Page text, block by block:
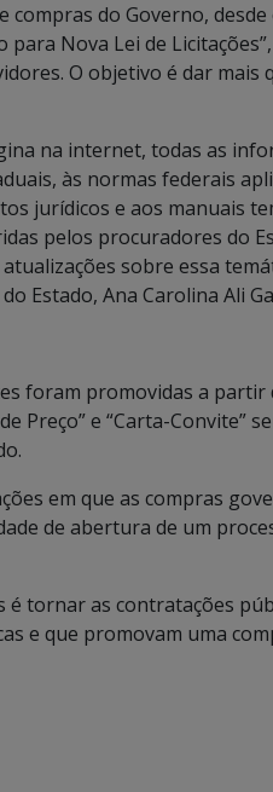
compras do Governo,
Nova Lei de
O objetivo é dar
na internet, todas as
às normas federais
jurídicos e aos manuais
pelos procuradores do
sobre essa
Estado, Ana Carolina Ali
foram promovidas a partir
Preço” e “Carta-Convite”
em que as compras
de abertura de um
é tornar as contratações
e que promovam uma